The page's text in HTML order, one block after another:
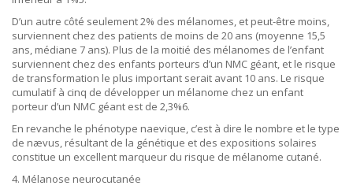
D’un autre côté seulement 2% des mélanomes, et peut-être moins,
surviennent chez des patients de moins de 20 ans (moyenne 15,5
ans, médiane 7 ans). Plus de la moitié des mélanomes de l’enfant
surviennent chez des enfants porteurs d’un NMC géant, et le risque
de transformation le plus important serait avant 10 ans. Le risque
cumulatif à cinq de développer un mélanome chez un enfant
porteur d’un NMC géant est de 2,3%6.
En revanche le phénotype naevique, c’est à dire le nombre et le type
de nævus, résultant de la génétique et des expositions solaires
constitue un excellent marqueur du risque de mélanome cutané.
4. Mélanose neurocutanée